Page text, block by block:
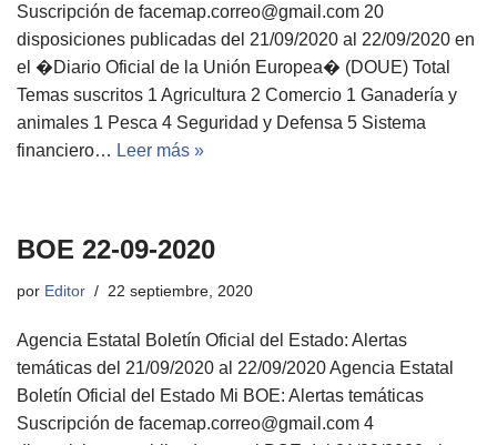
Suscripción de facemap.correo@gmail.com 20
disposiciones publicadas del 21/09/2020 al 22/09/2020 en
el �Diario Oficial de la Unión Europea� (DOUE) Total
Temas suscritos 1 Agricultura 2 Comercio 1 Ganadería y
animales 1 Pesca 4 Seguridad y Defensa 5 Sistema
financiero… Leer más »
BOE 22-09-2020
por Editor 22 septiembre, 2020
Agencia Estatal Boletín Oficial del Estado: Alertas
temáticas del 21/09/2020 al 22/09/2020 Agencia Estatal
Boletín Oficial del Estado Mi BOE: Alertas temáticas
Suscripción de facemap.correo@gmail.com 4